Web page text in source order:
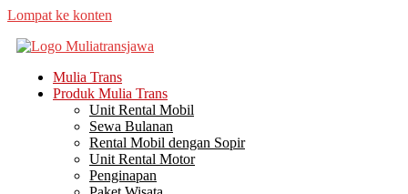
Lompat ke konten
Mulia Trans
Produk Mulia Trans
Unit Rental Mobil
Sewa Bulanan
Rental Mobil dengan Sopir
Unit Rental Motor
Penginapan